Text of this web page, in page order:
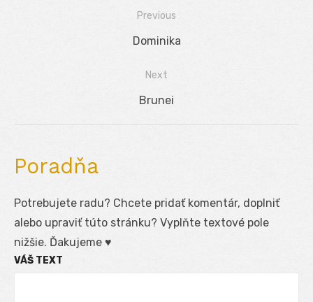
Previous
Previous
Dominika
Next
Next
Brunei
Poradňa
Potrebujete radu? Chcete pridať komentár, doplniť
alebo upraviť túto stránku? Vyplňte textové pole
nižšie. Ďakujeme ♥
VÁŠ TEXT